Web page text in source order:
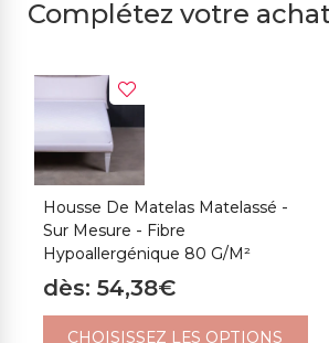
Complétez votre achat
Housse De Matelas Matelassé -
Sur Mesure - Fibre
Hypoallergénique 80 G/m²
dès: 54,38€
CHOISISSEZ LES OPTIONS